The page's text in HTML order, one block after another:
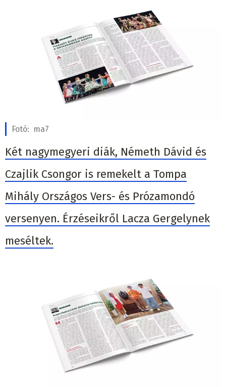
Fotó: ma7
Két nagymegyeri diák, Németh Dávid és
Czajlik Csongor is remekelt a Tompa
Mihály Országos Vers- és Prózamondó
versenyen. Érzéseikről Lacza Gergelynek
meséltek.